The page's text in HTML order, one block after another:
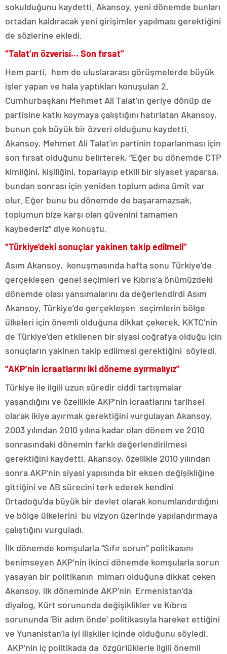
sokulduğunu kaydetti. Akansoy, yeni dönemde bunları
ortadan kaldıracak yeni girişimler yapılması gerektiğini
de sözlerine ekledi.
“Talat’ın özverisi… Son fırsat”
Hem parti, hem de uluslararası görüşmelerde büyük
işler yapan ve hala yaptıkları konuşulan 2.
Cumhurbaşkanı Mehmet Ali Talat’ın geriye dönüp de
partisine katkı koymaya çalıştığını hatırlatan Akansoy,
bunun çok büyük bir özveri olduğunu kaydetti.
Akansoy, Mehmet Ali Talat’ın partinin toparlanması için
son fırsat olduğunu belirterek, “Eğer bu dönemde CTP
kimliğini, kişiliğini, toparlayıp etkili bir siyaset yaparsa,
bundan sonrası için yeniden toplum adına ümit var
olur. Eğer bunu bu dönemde de başaramazsak,
toplumun bize karşı olan güvenini tamamen
kaybederiz” diye konuştu.
“Türkiye’deki sonuçlar yakinen takip edilmeli”
Asım Akansoy, konuşmasında hafta sonu Türkiye’de
gerçekleşen genel seçimleri ve Kıbrıs’a önümüzdeki
dönemde olası yansımalarını da değerlendirdi Asım
Akansoy, Türkiye’de gerçekleşen seçimlerin bölge
ülkeleri için önemli olduğuna dikkat çekerek, KKTC’nin
de Türkiye’den etkilenen bir siyasi coğrafya olduğu için
sonuçların yakinen takip edilmesi gerektiğini söyledi.
“AKP’nin icraatlarını iki döneme ayırmalıyız”
Türkiye ile ilgili uzun süredir ciddi tartışmalar
yaşandığını ve özellikle AKP’nin icraatlarını tarihsel
olarak ikiye ayırmak gerektiğini vurgulayan Akansoy,
2003 yılından 2010 yılına kadar olan dönem ve 2010
sonrasındaki dönemin farklı değerlendirilmesi
gerektiğini kaydetti. Akansoy, özellikle 2010 yılından
sonra AKP’nin siyasi yapısında bir eksen değişikliğine
gittiğini ve AB sürecini terk ederek kendini
Ortadoğu’da büyük bir devlet olarak konumlandırdığını
ve bölge ülkelerini bu vizyon üzerinde yapılandırmaya
çalıştığını vurguladı.
İlk dönemde komşularla “Sıfır sorun” politikasını
benimseyen AKP’nin ikinci dönemde komşularla sorun
yaşayan bir politikanın mimarı olduğuna dikkat çeken
Akansoy, ilk döneminde AKP’nin Ermenistan’da
diyalog, Kürt sorununda değişiklikler ve Kıbrıs
sorununda ‘Bir adım önde’ politikasıyla hareket ettiğini
ve Yunanistan’la iyi ilişkiler içinde olduğunu söyledi.
AKP’nin iç politikada da özgürlüklerle ilgili önemli